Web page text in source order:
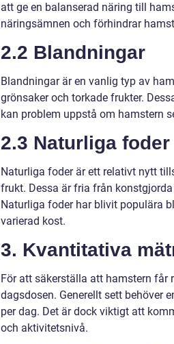
att ge en balanserad näring till
näringsämnen och förhindrar
2.2 Blandningar
Blandningar är en vanlig typ av
grönsaker och torkade frukter.
kan problem uppstå om hamstern
2.3 Naturliga foder
Naturliga foder är ett relativt nytt
frukt. Dessa är fria från
Naturliga foder har blivit populära
varierad kost.
3. Kvantitativa
För att säkerställa att hamstern får
dagsdosen. Generellt sett behöver
per dag. Det är dock viktigt att
och aktivitetsnivå.